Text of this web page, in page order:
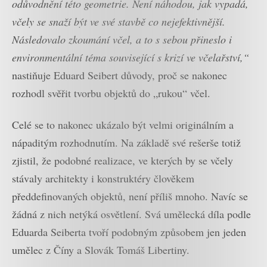
odůvodnění této geometrie. Není náhodou, jak vypadá,
včely se snaží být ve své stavbě co nejefektivnější.
Následovalo zkoumání včel, a to s sebou přineslo i
environmentální téma související s krizí ve včelařství,“
nastiňuje Eduard Seibert důvody, proč se nakonec
rozhodl svěřit tvorbu objektů do „rukou“ včel.
Celé se to nakonec ukázalo být velmi originálním a
nápaditým rozhodnutím. Na základě své rešerše totiž
zjistil, že podobné realizace, ve kterých by se včely
stávaly architekty i konstruktéry člověkem
předdefinovaných objektů, není příliš mnoho. Navíc se
žádná z nich netýká osvětlení. Svá umělecká díla podle
Eduarda Seiberta tvoří podobným způsobem jen jeden
umělec z Číny a Slovák Tomáš Libertiny.